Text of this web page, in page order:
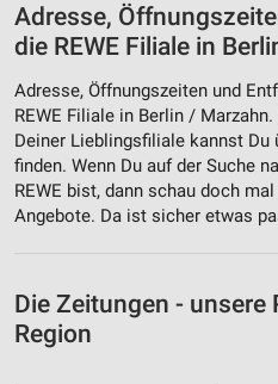
Adresse,
die REWE Filiale in
Adresse, Öffnungszeiten und
REWE Filiale in Berlin /
Deiner Lieblingsfiliale kannst Du
finden. Wenn Du auf der Suche
REWE bist, dann schau doch
Angebote. Da ist sicher etwas
Die Zeitungen - unsere
Region